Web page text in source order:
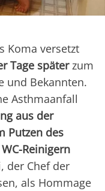
Koma versetzt
Tage späterzum
und Bekannten.
Asthmaanfall
aus der
Putzen des
Reinigern
der Chef der
als Hommage